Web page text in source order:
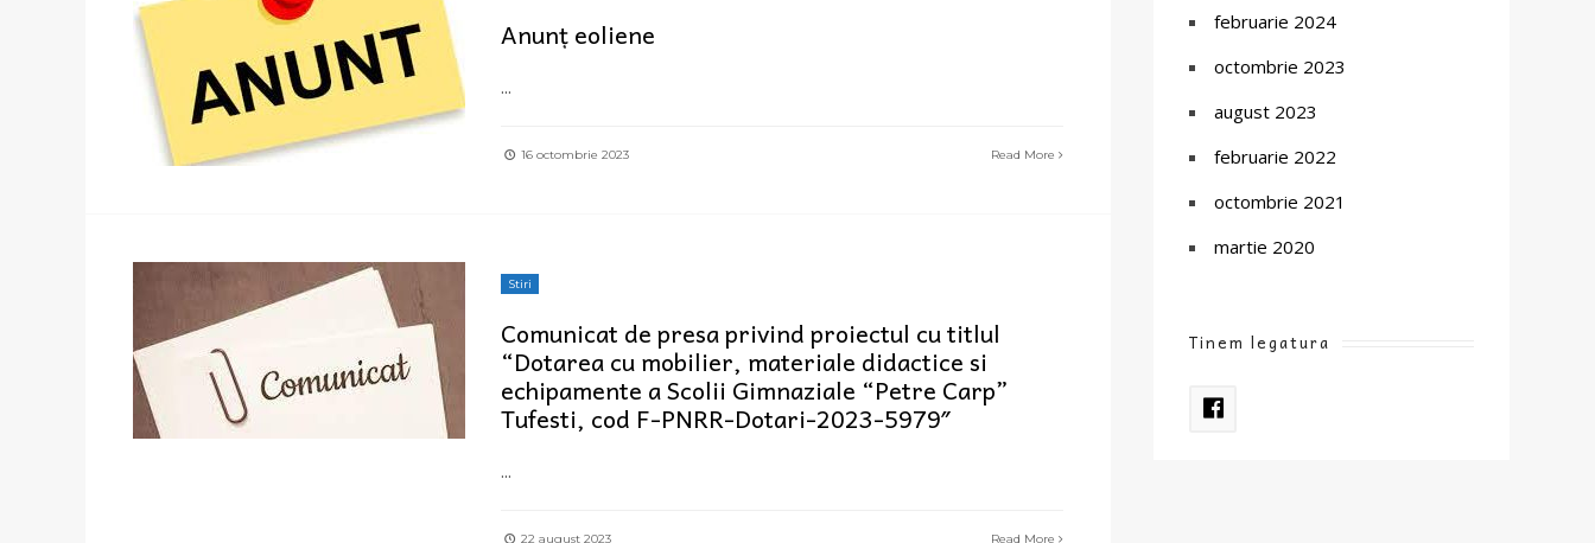
Anunț eoliene
...
16 octombrie 2023 Read More
Stiri
Comunicat de presa privind proiectul cu titlul
“Dotarea cu mobilier, materiale didactice si
echipamente a Scolii Gimnaziale “Petre Carp”
Tufesti, cod F-PNRR-Dotari-2023-5979″
...
22 august 2023 Read More
februarie 2024
octombrie 2023
august 2023
februarie 2022
octombrie 2021
martie 2020
Tinem legatura